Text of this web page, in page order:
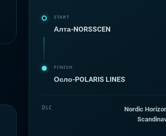
START
Алта-NORSSCEN
FINISH
Осло-POLARIS LINES
DLC
Nordic